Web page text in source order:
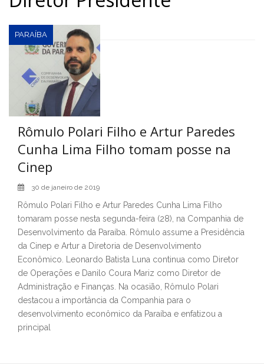
PARAÍBA
Rômulo Polari Filho e Artur Paredes
Cunha Lima Filho tomam posse na
Cinep
30 de janeiro de 2019
Rômulo Polari Filho e Artur Paredes Cunha Lima Filho
tomaram posse nesta segunda-feira (28), na Companhia de
Desenvolvimento da Paraíba. Rômulo assume a Presidência
da Cinep e Artur a Diretoria de Desenvolvimento
Econômico. Leonardo Batista Luna continua como Diretor
de Operações e Danilo Coura Mariz como Diretor de
Administração e Finanças. Na ocasião, Rômulo Polari
destacou a importância da Companhia para o
desenvolvimento econômico da Paraíba e enfatizou a
principal